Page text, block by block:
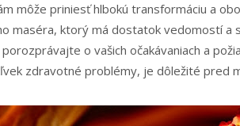
môže priniesť hlbokú transformáciu a
maséra, ktorý má dostatok vedomostí a
o vašich očakávaniach a
zdravotné problémy, je dôležité pred